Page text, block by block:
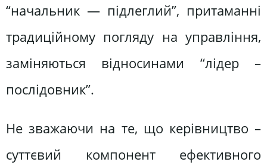
“начальник — підлеглий”, притаманні
традиційному погляду на управління,
заміняються відносинами “лідер –
послідовник”.
Не зважаючи на те, що керівництво –
суттєвий компонент ефективного